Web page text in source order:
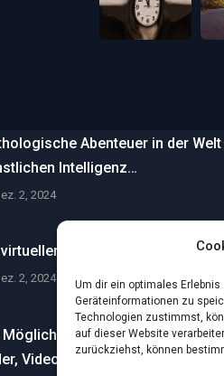
Um dir ein optimales
Geräteinformationen zu
Technologien zustimmst,
auf dieser Website
zurückziehst, können
Abenteuer in der Welt
Intelligenz…
2, 2024
virtueller Traum am wilden Strand
2, 2024
Möglichkeiten der Künstlichen
Videos und…